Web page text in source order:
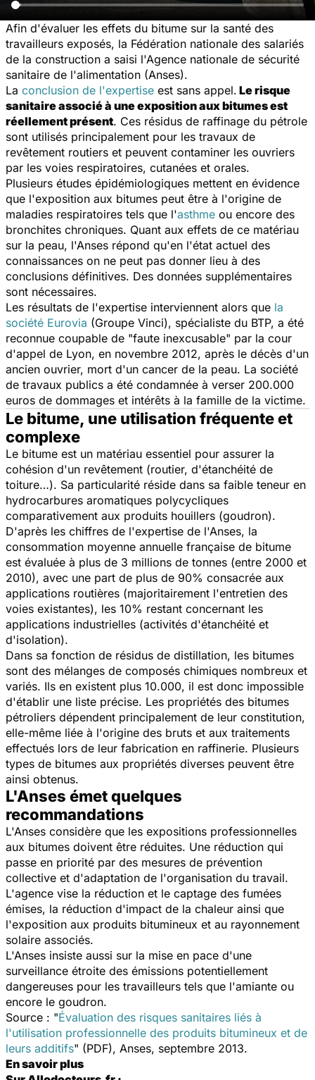
Afin d'évaluer les effets du bitume sur la santé des
travailleurs exposés, la Fédération nationale des salariés
de la construction a saisi l'Agence nationale de sécurité
sanitaire de l'alimentation (Anses).
La conclusion de l'expertise est sans appel. Le risque
sanitaire associé à une exposition aux bitumes est
réellement présent. Ces résidus de raffinage du pétrole
sont utilisés principalement pour les travaux de
revêtement routiers et peuvent contaminer les ouvriers
par les voies respiratoires, cutanées et orales.
Plusieurs études épidémiologiques mettent en évidence
que l'exposition aux bitumes peut être à l'origine de
maladies respiratoires tels que l'asthme ou encore des
bronchites chroniques. Quant aux effets de ce matériau
sur la peau, l'Anses répond qu'en l'état actuel des
connaissances on ne peut pas donner lieu à des
conclusions définitives. Des données supplémentaires
sont nécessaires.
Les résultats de l'expertise interviennent alors que la
société Eurovia (Groupe Vinci), spécialiste du BTP, a été
reconnue coupable de "faute inexcusable" par la cour
d'appel de Lyon, en novembre 2012, après le décès d'un
ancien ouvrier, mort d'un cancer de la peau. La société
de travaux publics a été condamnée à verser 200.000
euros de dommages et intérêts à la famille de la victime.
Le bitume, une utilisation fréquente et
complexe
Le bitume est un matériau essentiel pour assurer la
cohésion d'un revêtement (routier, d'étanchéité de
toiture…). Sa particularité réside dans sa faible teneur en
hydrocarbures aromatiques polycycliques
comparativement aux produits houillers (goudron).
D'après les chiffres de l'expertise de l'Anses, la
consommation moyenne annuelle française de bitume
est évaluée à plus de 3 millions de tonnes (entre 2000 et
2010), avec une part de plus de 90% consacrée aux
applications routières (majoritairement l'entretien des
voies existantes), les 10% restant concernant les
applications industrielles (activités d'étanchéité et
d'isolation).
Dans sa fonction de résidus de distillation, les bitumes
sont des mélanges de composés chimiques nombreux et
variés. Ils en existent plus 10.000, il est donc impossible
d'établir une liste précise. Les propriétés des bitumes
pétroliers dépendent principalement de leur constitution,
elle-même liée à l'origine des bruts et aux traitements
effectués lors de leur fabrication en raffinerie. Plusieurs
types de bitumes aux propriétés diverses peuvent être
ainsi obtenus.
L'Anses émet quelques
recommandations
L'Anses considère que les expositions professionnelles
aux bitumes doivent être réduites. Une réduction qui
passe en priorité par des mesures de prévention
collective et d'adaptation de l'organisation du travail.
L'agence vise la réduction et le captage des fumées
émises, la réduction d'impact de la chaleur ainsi que
l'exposition aux produits bitumineux et au rayonnement
solaire associés.
L'Anses insiste aussi sur la mise en pace d'une
surveillance étroite des émissions potentiellement
dangereuses pour les travailleurs tels que l'amiante ou
encore le goudron.
Source : "Évaluation des risques sanitaires liés à
l'utilisation professionnelle des produits bitumineux et de
leurs additifs" (PDF), Anses, septembre 2013.
En savoir plus